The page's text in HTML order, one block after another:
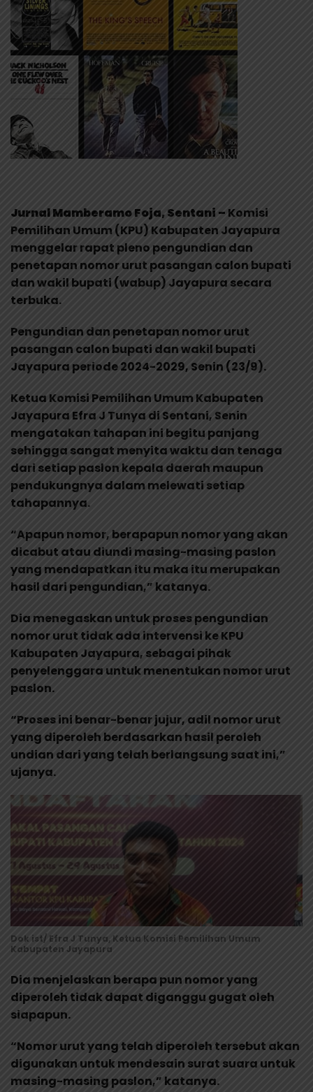
Jurnal Mamberamo Foja, Sentani – Komisi
Pemilihan Umum (KPU) Kabupaten Jayapura
menggelar rapat pleno pengundian dan
penetapan nomor urut pasangan calon bupati
dan wakil bupati (wabup) Jayapura secara
terbuka.
Pengundian dan penetapan nomor urut
pasangan calon bupati dan wakil bupati
Jayapura periode 2024-2029, Senin (23/9).
Ketua Komisi Pemilihan Umum Kabupaten
Jayapura Efra J Tunya di Sentani, Senin
mengatakan tahapan ini begitu panjang
sehingga sangat menyita waktu dan tenaga
dari setiap paslon kepala daerah maupun
pendukungnya dalam melewati setiap
tahapannya.
“Apapun nomor, berapapun nomor yang akan
dicabut atau diundi masing-masing paslon
yang mendapatkan itu maka itu merupakan
hasil dari pengundian,” katanya.
Dia menegaskan untuk proses pengundian
nomor urut tidak ada intervensi ke KPU
Kabupaten Jayapura, sebagai pihak
penyelenggara untuk menentukan nomor urut
paslon.
“Proses ini benar-benar jujur, adil nomor urut
yang diperoleh berdasarkan hasil peroleh
undian dari yang telah berlangsung saat ini,”
ujanya.
Dok ist/ Efra J Tunya, Ketua Komisi Pemilihan Umum
Kabupaten Jayapura
Dia menjelaskan berapa pun nomor yang
diperoleh tidak dapat diganggu gugat oleh
siapapun.
“Nomor urut yang telah diperoleh tersebut akan
digunakan untuk mendesain surat suara untuk
masing-masing paslon,” katanya.